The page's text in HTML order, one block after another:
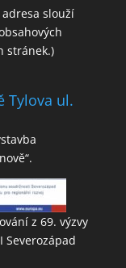
adresa slouží
stránek.)
Tylova ul.
z 69. výzvy